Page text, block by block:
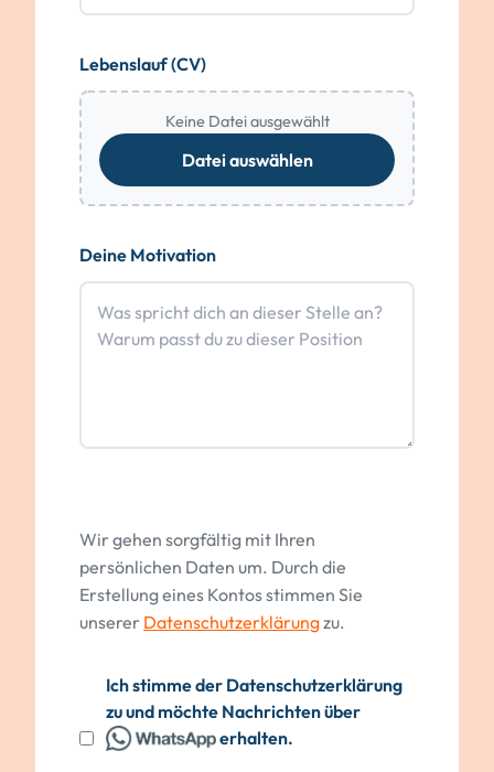
Lebenslauf (CV)
Keine Datei ausgewählt
Datei auswählen
Deine Motivation
Wir gehen sorgfältig mit Ihren
persönlichen Daten um. Durch die
Erstellung eines Kontos stimmen Sie
unserer Datenschutzerklärungzu.
Ich stimme der Datenschutzerklärung
zu und möchte Nachrichten über
erhalten.